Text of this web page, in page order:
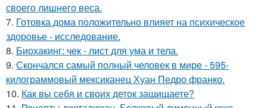
своего лишнего веса.
7. Готовка дома положительно влияет на психическое
здоровье - исследование.
8. Биохакинг: чек - лист для ума и тела.
9. Скончался самый полный человек в мире - 595-
килограммовый мексиканец Хуан Педро франко.
10. Как вы себя и своих деток защищаете?